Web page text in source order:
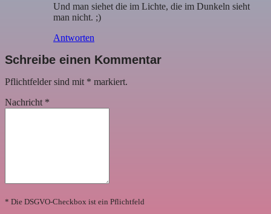
Und man siehet die im Lichte, die im Dunkeln sieht
man nicht. ;)
Antworten
Schreibe einen Kommentar
Pflichtfelder sind mit * markiert.
Nachricht *
* Die DSGVO-Checkbox ist ein Pflichtfeld